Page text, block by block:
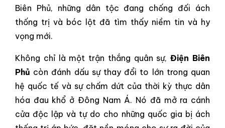
Biên Phủ, những dân tộc đang chống đối ách
thống trị và bóc lột đã tìm thấy niềm tin và hy
vọng mới.
Không chỉ là một trận thắng quân sự,Điện Biên
Phủ còn đánh dấu sự thay đổi to lớn trong quan
hệ quốc tế và sự chấm dứt của thời kỳ thực dân
hóa đau khổ ở Đông Nam Á. Nó đã mở ra cánh
cửa độc lập và tự do cho những quốc gia bị ách